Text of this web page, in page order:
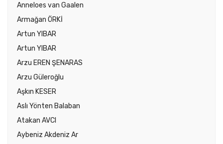
Anneloes van Gaalen
Armağan ÖRKİ
Artun YIBAR
Artun YIBAR
Arzu EREN ŞENARAS
Arzu Güleroğlu
Aşkın KESER
Aslı Yönten Balaban
Atakan AVCI
Aybeniz Akdeniz Ar